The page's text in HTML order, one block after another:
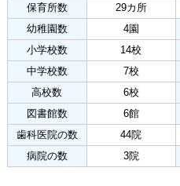
保育所数
29カ所
幼稚園数
4園
小学校数
14校
中学校数
7校
高校数
6校
図書館数
6館
歯科医院の数
44院
病院の数
3院